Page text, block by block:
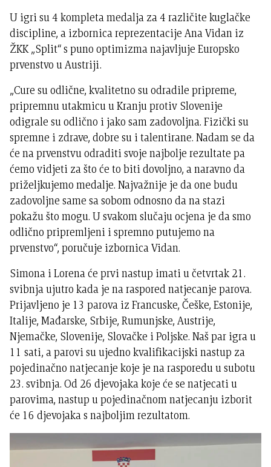
U igri su 4 kompleta medalja za 4 različite kuglačke
discipline, a izbornica reprezentacije Ana Vidan iz
ŽKK „Split“ s puno optimizma najavljuje Europsko
prvenstvo u Austriji.
„Cure su odlične, kvalitetno su odradile pripreme,
pripremnu utakmicu u Kranju protiv Slovenije
odigrale su odlično i jako sam zadovoljna. Fizički su
spremne i zdrave, dobre su i talentirane. Nadam se da
će na prvenstvu odraditi svoje najbolje rezultate pa
ćemo vidjeti za što će to biti dovoljno, a naravno da
priželjkujemo medalje. Najvažnije je da one budu
zadovoljne same sa sobom odnosno da na stazi
pokažu što mogu. U svakom slučaju ocjena je da smo
odlično pripremljeni i spremno putujemo na
prvenstvo“, poručuje izbornica Vidan.
Simona i Lorena će prvi nastup imati u četvrtak 21.
svibnja ujutro kada je na raspored natjecanje parova.
Prijavljeno je 13 parova iz Francuske, Češke, Estonije,
Italije, Mađarske, Srbije, Rumunjske, Austrije,
Njemačke, Slovenije, Slovačke i Poljske. Naš par igra u
11 sati, a parovi su ujedno kvalifikacijski nastup za
pojedinačno natjecanje koje je na rasporedu u subotu
23. svibnja. Od 26 djevojaka koje će se natjecati u
parovima, nastup u pojedinačnom natjecanju izborit
će 16 djevojaka s najboljim rezultatom.